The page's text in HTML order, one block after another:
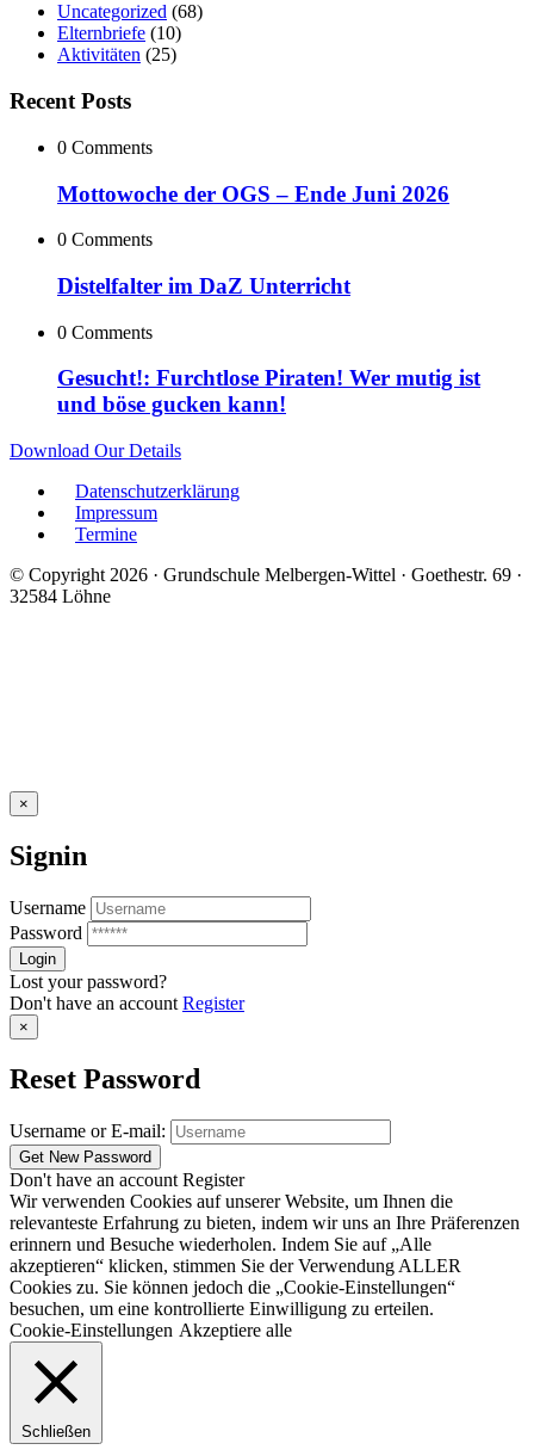
Uncategorized (68)
Elternbriefe (10)
Aktivitäten (25)
Recent Posts
0 Comments
Mottowoche der OGS – Ende Juni 2026
0 Comments
Distelfalter im DaZ Unterricht
0 Comments
Gesucht!: Furchtlose Piraten! Wer mutig ist
und böse gucken kann!
Download Our Details
Datenschutzerklärung
Impressum
Termine
© Copyright 2026 · Grundschule Melbergen-Wittel · Goethestr. 69 ·
32584 Löhne
×
Signin
Username
Password
Lost your password?
Don't have an account Register
×
Reset Password
Username or E-mail:
Don't have an account Register
Wir verwenden Cookies auf unserer Website, um Ihnen die
relevanteste Erfahrung zu bieten, indem wir uns an Ihre Präferenzen
erinnern und Besuche wiederholen. Indem Sie auf „Alle
akzeptieren“ klicken, stimmen Sie der Verwendung ALLER
Cookies zu. Sie können jedoch die „Cookie-Einstellungen“
besuchen, um eine kontrollierte Einwilligung zu erteilen.
Cookie-Einstellungen Akzeptiere alle
Schließen